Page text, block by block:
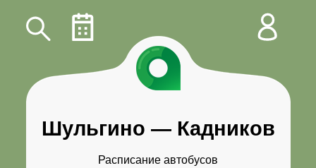
Шульгино — Кадников
Расписание автобусов